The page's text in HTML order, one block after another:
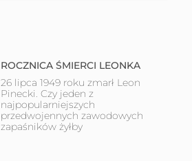
ROCZNICA ŚMIERCI LEONKA
26 lipca 1949 roku zmarł Leon
Pinecki. Czy jeden z
najpopularniejszych
przedwojennych zawodowych
zapaśników żyłby